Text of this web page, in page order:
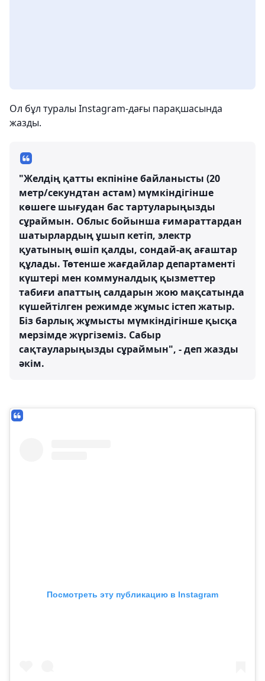
Ол бұл туралы Instagram-дағы парақшасында
жазды.
"Желдің қатты екпініне байланысты (20
метр/секундтан астам) мүмкіндігінше
көшеге шығудан бас тартуларыңызды
сұраймын. Облыс бойынша ғимараттардан
шатырлардың ұшып кетіп, электр
қуатының өшіп қалды, сондай-ақ ағаштар
құлады. Төтенше жағдайлар департаменті
күштері мен коммуналдық қызметтер
табиғи апаттың салдарын жою мақсатында
күшейтілген режимде жұмыс істеп жатыр.
Біз барлық жұмысты мүмкіндігінше қысқа
мерзімде жүргіземіз. Сабыр
сақтауларыңызды сұраймын", - деп жазды
әкім.
Посмотреть эту публикацию в Instagram